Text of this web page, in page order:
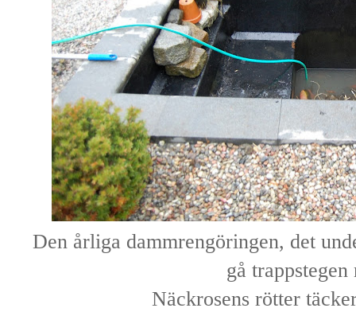
Den årliga dammrengöringen, det
gå trappstegen
Näckrosens rötter